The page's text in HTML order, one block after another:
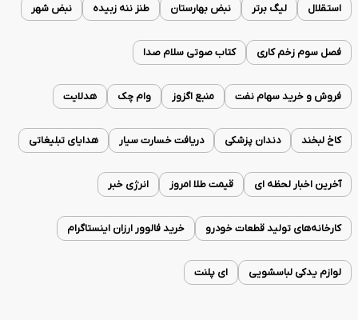
استقلال لیگ برتر نبض بهارستان طنز ننه زبیده نبض شهر
فصل سوم زخم کاری کتاب صوتی سلام صدا
فروش و خرید سهام نفت منبع اگزوز وام چک هدلایت
کاخ لبخند دندان پزشکی دریافت خسارت سیار هدایای تبلیغاتی
آخرین اخبار لحظه ای قیمت طلا امروز انرژی خبر
کارخانه‌های تولید قطعات خودرو خرید فالوور ارزان اینستاگرام
لوازم یدکی لباسشویی ای پلنت